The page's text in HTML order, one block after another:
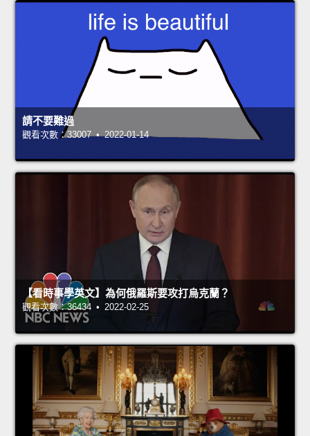
請不要難過
觀看次數：33007 • 2022-01-14
【看時事學英文】為何俄羅斯要攻打烏克蘭？
觀看次數：36434 • 2022-02-25